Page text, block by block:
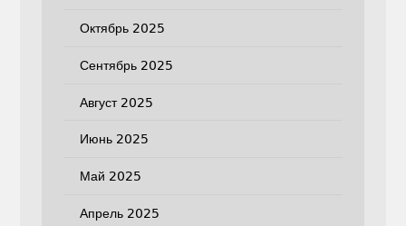
Октябрь 2025
Сентябрь 2025
Август 2025
Июнь 2025
Май 2025
Апрель 2025